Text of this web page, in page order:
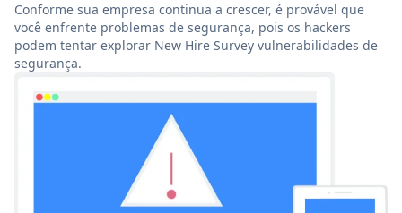
Conforme sua empresa continua a crescer, é provável que
você enfrente problemas de segurança, pois os hackers
podem tentar explorar New Hire Survey vulnerabilidades de
segurança.